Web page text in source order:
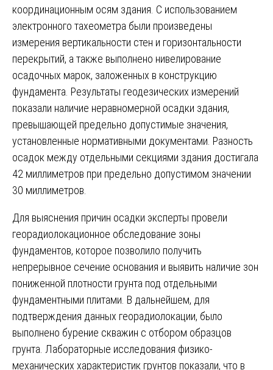
координационным осям здания. С использованием
электронного тахеометра были произведены
измерения вертикальности стен и горизонтальности
перекрытий, а также выполнено нивелирование
осадочных марок, заложенных в конструкцию
фундамента. Результаты геодезических измерений
показали наличие неравномерной осадки здания,
превышающей предельно допустимые значения,
установленные нормативными документами. Разность
осадок между отдельными секциями здания достигала
42 миллиметров при предельно допустимом значении
30 миллиметров.
Для выяснения причин осадки эксперты провели
георадиолокационное обследование зоны
фундаментов, которое позволило получить
непрерывное сечение основания и выявить наличие зон
пониженной плотности грунта под отдельными
фундаментными плитами. В дальнейшем, для
подтверждения данных георадиолокации, было
выполнено бурение скважин с отбором образцов
грунта. Лабораторные исследования физико-
механических характеристик грунтов показали, что в